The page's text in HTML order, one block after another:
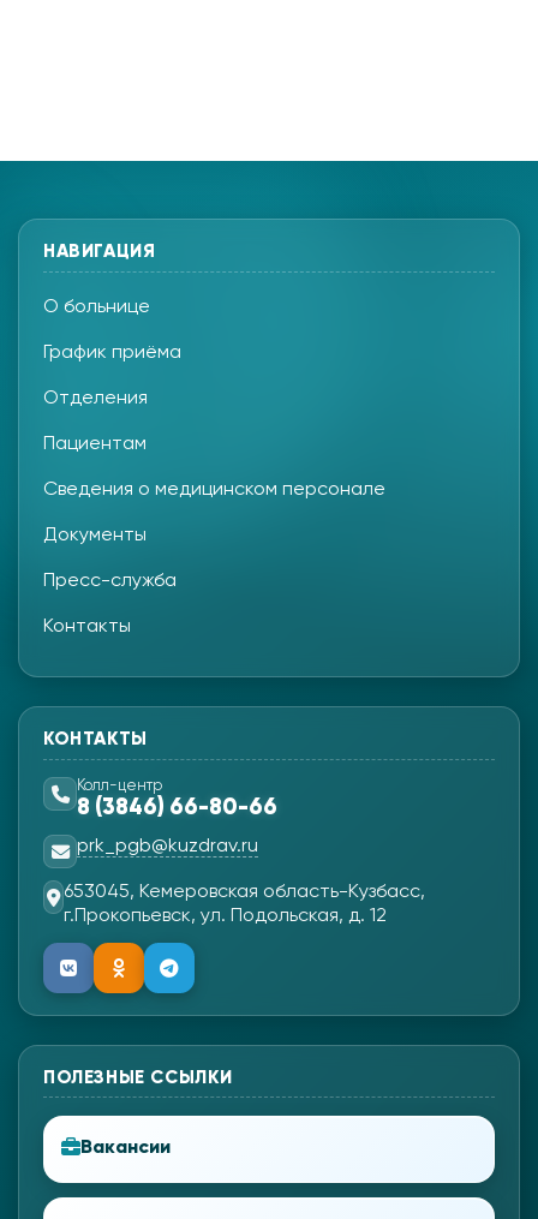
НАВИГАЦИЯ
О больнице
График приёма
Отделения
Пациентам
Сведения о медицинском персонале
Документы
Пресс-служба
Контакты
КОНТАКТЫ
Колл-центр
8 (3846) 66-80-66
prk_pgb@kuzdrav.ru
653045, Кемеровская область-Кузбасс,
г.Прокопьевск, ул. Подольская, д. 12
ПОЛЕЗНЫЕ ССЫЛКИ
Вакансии